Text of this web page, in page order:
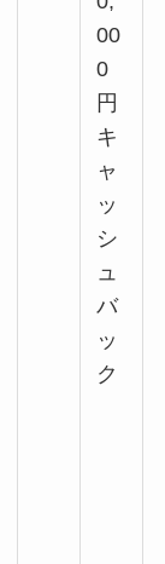
00
0
円
キ
ャ
ッ
シ
ュ
バ
ッ
ク